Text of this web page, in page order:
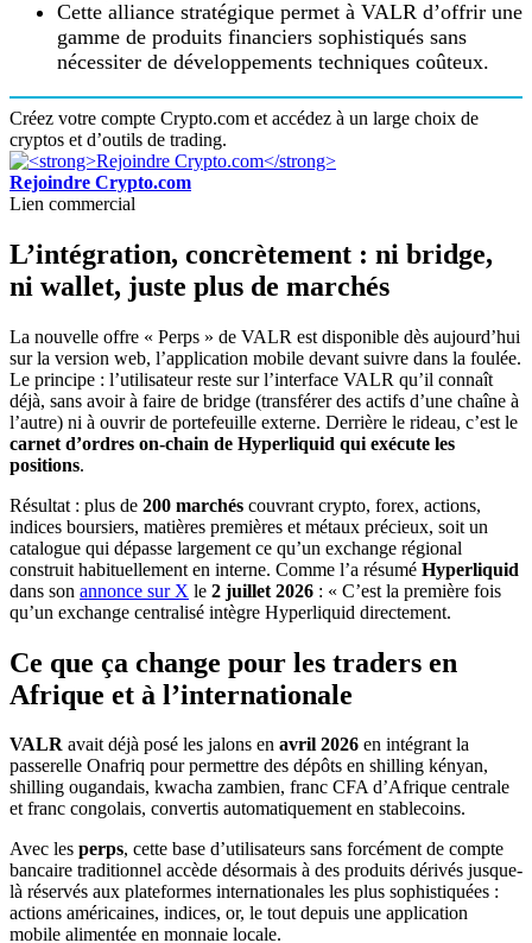
Cette alliance stratégique permet à VALR d’offrir une
gamme de produits financiers sophistiqués sans
nécessiter de développements techniques coûteux.
Créez votre compte Crypto.com et accédez à un large choix de
cryptos et d’outils de trading.
Rejoindre Crypto.com
Lien commercial
L’intégration, concrètement : ni bridge,
ni wallet, juste plus de marchés
La nouvelle offre « Perps » de VALR est disponible dès aujourd’hui
sur la version web, l’application mobile devant suivre dans la foulée.
Le principe : l’utilisateur reste sur l’interface VALR qu’il connaît
déjà, sans avoir à faire de bridge (transférer des actifs d’une chaîne à
l’autre) ni à ouvrir de portefeuille externe. Derrière le rideau, c’est le
carnet d’ordres on-chain de Hyperliquid qui exécute les
positions.
Résultat : plus de 200 marchés couvrant crypto, forex, actions,
indices boursiers, matières premières et métaux précieux, soit un
catalogue qui dépasse largement ce qu’un exchange régional
construit habituellement en interne. Comme l’a résumé Hyperliquid
dans son annonce sur X le 2 juillet 2026 : « C’est la première fois
qu’un exchange centralisé intègre Hyperliquid directement.
Ce que ça change pour les traders en
Afrique et à l’internationale
VALR avait déjà posé les jalons en avril 2026 en intégrant la
passerelle Onafriq pour permettre des dépôts en shilling kényan,
shilling ougandais, kwacha zambien, franc CFA d’Afrique centrale
et franc congolais, convertis automatiquement en stablecoins.
Avec les perps, cette base d’utilisateurs sans forcément de compte
bancaire traditionnel accède désormais à des produits dérivés jusque-
là réservés aux plateformes internationales les plus sophistiquées :
actions américaines, indices, or, le tout depuis une application
mobile alimentée en monnaie locale.